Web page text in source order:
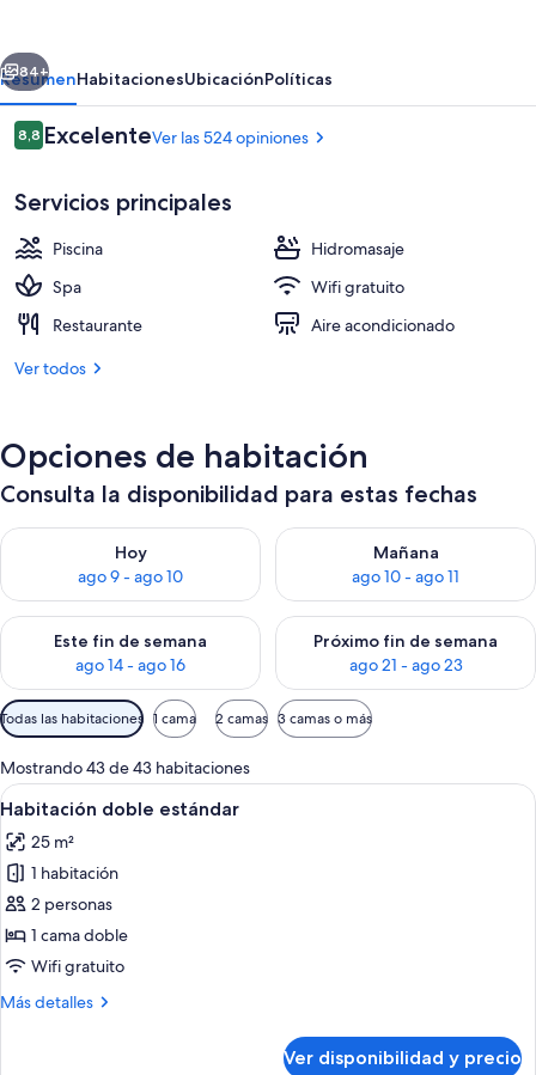
Family
Resort
Bar junto a la piscina
Siguiente
84+
ResumenHabitacionesUbicaciónPolíticas
Opiniones
8,88,8 de 10
ExcelenteVer las 524 opiniones
Servicios principales
Piscina
Hidromasaje
Spa
Wifi gratuito
Restaurante
Aire acondicionado
Ver todos
Opciones de habitación
Consulta la disponibilidad para estas fechas
Hoy
ago 9 - ago 10
Consulta la disponibilidad para hoy ago 9 - ago 10
Mañana
ago 10 - ago 11
Consulta la disponibilidad
Este fin de semana
ago 14 - ago 16
Consulta la disponibilidad para este fin de semana ago 14 -
Próximo fin de semana
ago 21 - ago 23
Consulta la disponibilidad
Filtros
disponibles
para
las
habitaciones
Todas las habitaciones 1 cama 2 camas 3 camas o más
Mostrando 43 de 43 habitaciones
Ver
todas
las
fotos
de
Habitación
doble
Minibar, caja de seguridad en la
5
Habitación doble estándar
25 m²
1 habitación
2 personas
1 cama doble
Wifi gratuito
Más detalles
Más
Ver disponibilidad y precio